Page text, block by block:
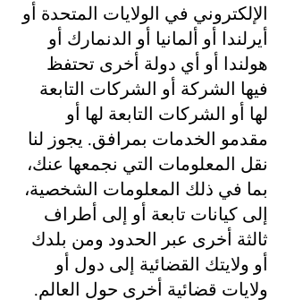
الإلكتروني في الولايات المتحدة أو
أيرلندا أو ألمانيا أو الدنمارك أو
هولندا أو أي دولة أخرى تحتفظ
فيها الشركة أو الشركات التابعة
لها أو الشركات التابعة لها أو
مقدمو الخدمات بمرافق. يجوز لنا
نقل المعلومات التي نجمعها عنك،
بما في ذلك المعلومات الشخصية،
إلى كيانات تابعة أو إلى أطراف
ثالثة أخرى عبر الحدود ومن بلدك
أو ولايتك القضائية إلى دول أو
ولايات قضائية أخرى حول العالم.